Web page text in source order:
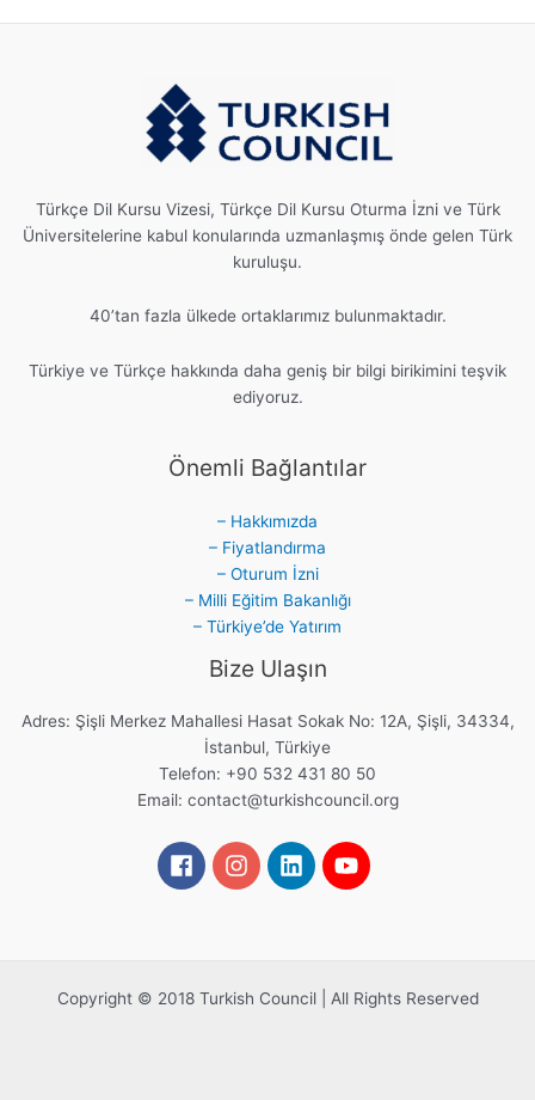
Türkçe Dil Kursu Vizesi, Türkçe Dil Kursu Oturma İzni ve Türk
Üniversitelerine kabul konularında uzmanlaşmış önde gelen Türk
kuruluşu.
40’tan fazla ülkede ortaklarımız bulunmaktadır.
Türkiye ve Türkçe hakkında daha geniş bir bilgi birikimini teşvik
ediyoruz.
Önemli Bağlantılar
– Hakkımızda
– Fiyatlandırma
– Oturum İzni
– Milli Eğitim Bakanlığı
– Türkiye’de Yatırım
Bize Ulaşın
Adres: Şişli Merkez Mahallesi Hasat Sokak No: 12A, Şişli, 34334,
İstanbul, Türkiye
Telefon: +90 532 431 80 50
Email: contact@turkishcouncil.org
Copyright © 2018 Turkish Council | All Rights Reserved